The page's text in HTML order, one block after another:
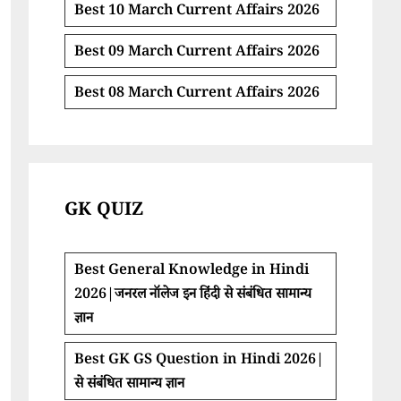
Best 10 March Current Affairs 2026
Best 09 March Current Affairs 2026
Best 08 March Current Affairs 2026
GK QUIZ
Best General Knowledge in Hindi
2026|जनरल नॉलेज इन हिंदी से संबंधित सामान्य
ज्ञान
Best GK GS Question in Hindi 2026|
से संबंधित सामान्य ज्ञान